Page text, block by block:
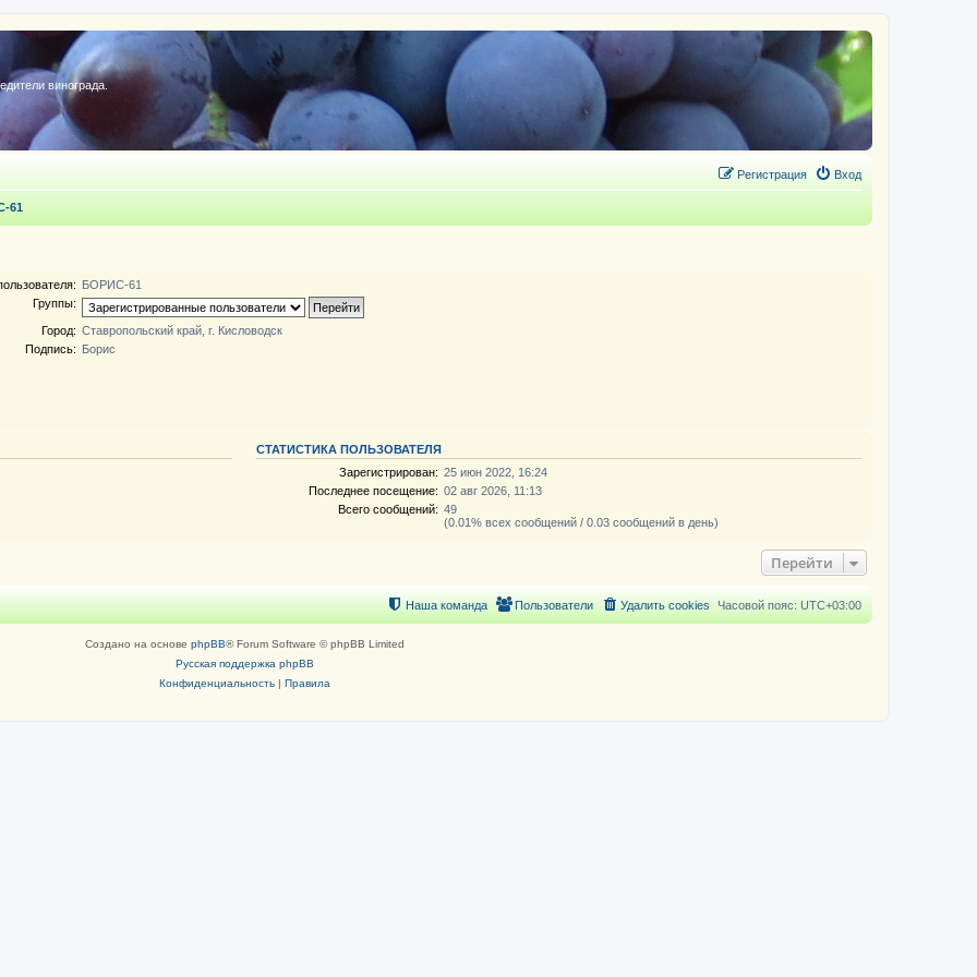
винограда.
Вход
Регистрация
61
БОРИС-61
Группы:
Город: Ставропольский край, г. Кисловодск
Подпись: Борис
СТАТИСТИКА ПОЛЬЗОВАТЕЛЯ
Зарегистрирован: 25 июн 2022, 16:24
Последнее посещение: 02 авг 2026, 11:13
Всего сообщений: 49
(0.01% всех сообщений / 0.03 сообщений в день)
Перейти
Часовой пояс: UTC+03:00
Удалить cookies
Пользователи
Наша команда
Создано на основе phpBB® Forum Software © phpBB Limited
Русская поддержка phpBB
Конфиденциальность| Правила